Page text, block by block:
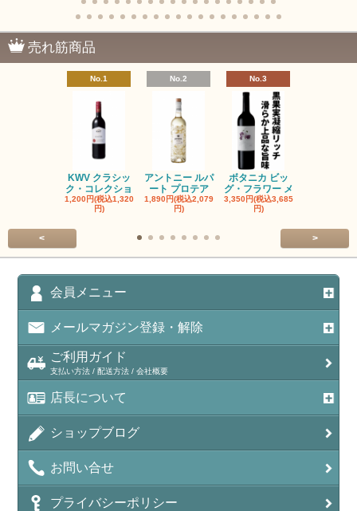
売れ筋商品
No.1
KWV クラシッ
ク・コレクショ
1,200円(税込1,320
円)
No.2
アントニー ルパ
ート プロテア
1,890円(税込2,079
円)
No.3
ボタニカ ビッ
グ・フラワー メ
3,350円(税込3,685
円)
< >
会員メニュー
メールマガジン登録・解除
ご利用ガイド
支払い方法 / 配送方法 / 会社概要
店長について
ショップブログ
お問い合せ
プライバシーポリシー